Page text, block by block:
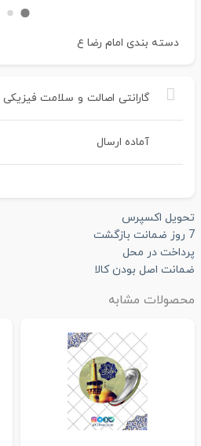
دسته بندی امام رضا ع
گارانتی اصالت و سلامت فیزیکی
آماده ارسال
تحویل اکسپرس
7 روز ضمانت بازگشت
پرداخت در محل
ضمانت اصل بودن کالا
محصولات مشابه